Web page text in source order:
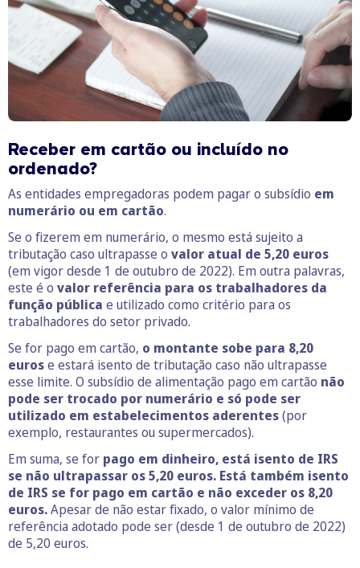
Receber em cartão ou incluído no
ordenado?
As entidades empregadoras podem pagar o subsídio em
numerário ou em cartão.
Se o fizerem em numerário, o mesmo está sujeito a
tributação caso ultrapasse o valor atual de 5,20 euros
(em vigor desde 1 de outubro de 2022). Em outra palavras,
este é o valor referência para os trabalhadores da
função pública e utilizado como critério para os
trabalhadores do setor privado.
Se for pago em cartão, o montante sobe para 8,20
eurose estará isento de tributação caso não ultrapasse
esse limite. O subsídio de alimentação pago em cartão não
pode ser trocado por numerário e só pode ser
utilizado em estabelecimentos aderentes(por
exemplo, restaurantes ou supermercados).
Em suma, se for pago em dinheiro, está isento de IRS
se não ultrapassar os 5,20 euros. Está também isento
de IRS se for pago em cartão e não exceder os 8,20
euros.Apesar de não estar fixado, o valor mínimo de
referência adotado pode ser (desde 1 de outubro de 2022)
de 5,20 euros.